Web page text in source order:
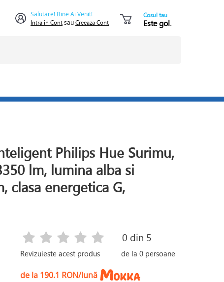
Salutare! Bine Ai Venit!
Intra in ContsauCreeaza Cont
Cosul tau
Este gol.
Philips Hue Surimu,
lm, lumina alba si
clasa energetica G,
Revizuieste acest produs
0 din 5
de la0 persoane
de la 190.1 RON/lună